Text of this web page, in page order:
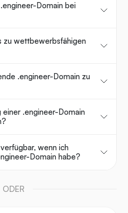
Domain bei
zu wettbewerbsfähigen
.engineer-Domain zu
einer .engineer-Domain
wenn ich
Domain habe?
ODER